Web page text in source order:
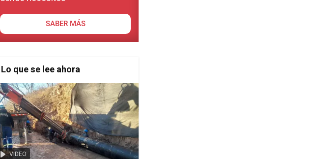
SABER MÁS
Lo que se lee ahora
VIDEO